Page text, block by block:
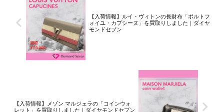
【入荷情報】ルイ・ヴィトンの長財布「ポルトフ
ォイユ・カプシーヌ」を買取りしました｜ダイヤ
モンドセブン
【入荷情報】メゾン マルジェラの「コインウォ
レット」を買取りしました｜ダイヤモンドセブン